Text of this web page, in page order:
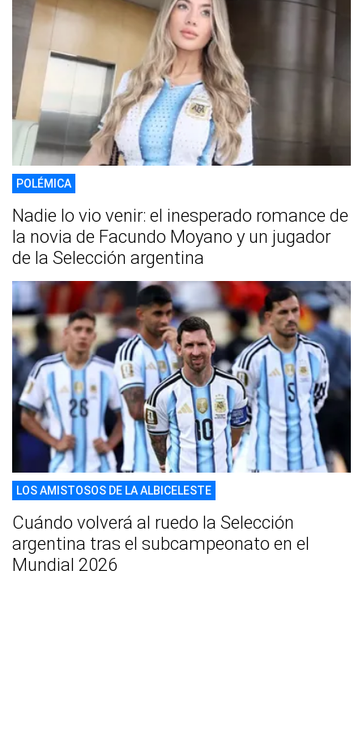
POLÉMICA
Nadie lo vio venir: el inesperado romance de
la novia de Facundo Moyano y un jugador
de la Selección argentina
LOS AMISTOSOS DE LA ALBICELESTE
Cuándo volverá al ruedo la Selección
argentina tras el subcampeonato en el
Mundial 2026